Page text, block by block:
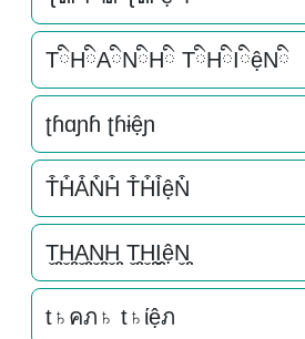
TིHིAིNིHི TིHིIིệNི
ʈɦɑɲɦ ʈɦɨệɲ
T͒H͒A͒N͒H͒ T͒H͒I͒ệN͒
T̬̤̯H̬̤̯A̬̤̯N̬̤̯H̬̤̯ T̬̤̯H̬̤̯I̬̤̯ệN̬̤̯
t♄คภ♄ t♄ίệภ